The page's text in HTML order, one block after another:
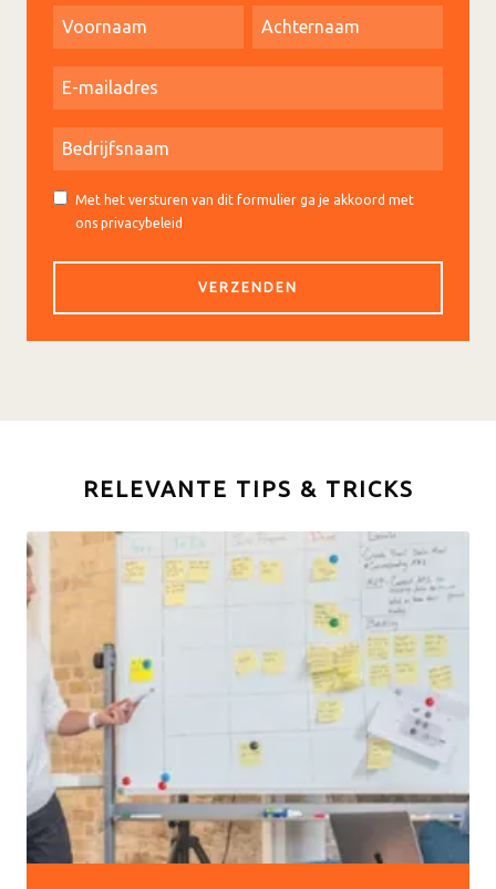
Met het versturen van dit formulier ga je akkoord met
ons privacybeleid
RELEVANTE TIPS & TRICKS